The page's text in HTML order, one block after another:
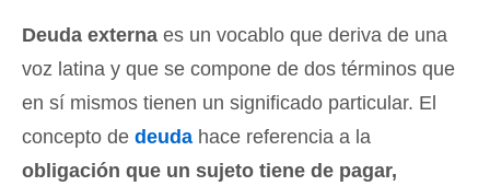
Deuda externa es un vocablo que deriva de una
voz latina y que se compone de dos términos que
en sí mismos tienen un significado particular. El
concepto de deuda hace referencia a la
obligación que un sujeto tiene de pagar,